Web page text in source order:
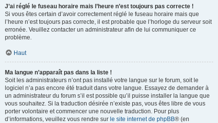
J’ai réglé le fuseau horaire mais l’heure n’est toujours pas correcte !
Si vous êtes certain d’avoir correctement réglé le fuseau horaire mais que
l’heure n’est toujours pas correcte, il est probable que l’horloge du serveur soit
erronée. Veuillez contacter un administrateur afin de lui communiquer ce
problème.
Haut
Ma langue n’apparaît pas dans la liste !
Soit les administrateurs n’ont pas installé votre langue sur le forum, soit le
logiciel n’a pas encore été traduit dans votre langue. Essayez de demander à
un administrateur du forum s’il est possible qu’il puisse installer la langue que
vous souhaitez. Si la traduction désirée n’existe pas, vous êtes libre de vous
porter volontaire et commencer une nouvelle traduction. Pour plus
d’informations, veuillez vous rendre sur le site internet de phpBB® (en